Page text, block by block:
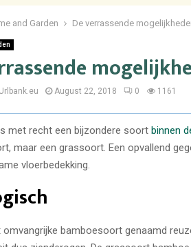
and Garden De verrassende
August 22, 2018 0 1161
met recht een bijzondere soort binnen
maar een grassoort. Een opvallend
vloerbedekking.
omvangrijke bamboesoort genaamd